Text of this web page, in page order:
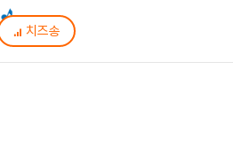
치즈송